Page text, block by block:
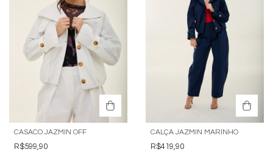
CASACO JAZMIN OFF
R$599,90
CALÇA JAZMIN MARINHO
R$419,90